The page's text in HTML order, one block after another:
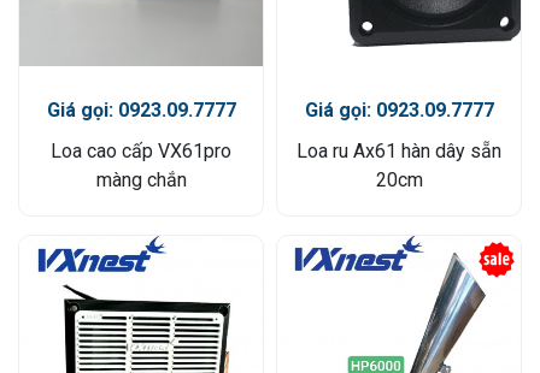
Giá gọi: 0923.09.7777
Loa cao cấp VX61pro
màng chắn
Giá gọi: 0923.09.7777
Loa ru Ax61 hàn dây sẵn
20cm